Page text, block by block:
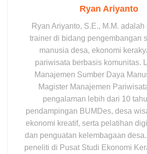
Ryan Ariyanto
Ryan Ariyanto, S.E., M.M.
trainer di bidang pengembangan
manusia desa, ekonomi
pariwisata berbasis komunitas.
Manajemen Sumber Daya
Magister Manajemen
pengalaman lebih dari 10
pendampingan BUMDes, desa
ekonomi kreatif, serta pelatihan
dan penguatan kelembagaan
peneliti di Pusat Studi Ekonomi